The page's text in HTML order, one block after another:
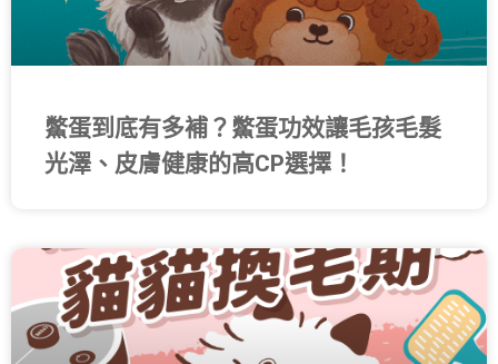
鱉蛋到底有多補？鱉蛋功效讓毛孩毛髮
光澤、皮膚健康的高CP選擇！